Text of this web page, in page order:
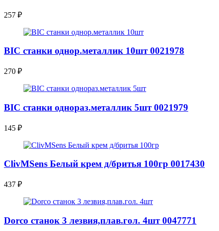
257 ₽
BIC станки однор.металлик 10шт 0021978
270 ₽
BIC станки однораз.металлик 5шт 0021979
145 ₽
ClivMSens Белый крем д/бритья 100гр 0017430
437 ₽
Dorco станок 3 лезвия,плав.гол. 4шт 0047771